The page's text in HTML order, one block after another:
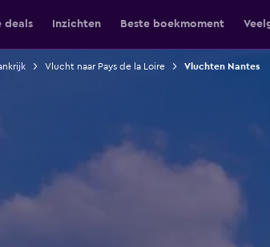
deals Inzichten Beste boekmoment
Vlucht naar Pays de la Loire Vluchten Nantes